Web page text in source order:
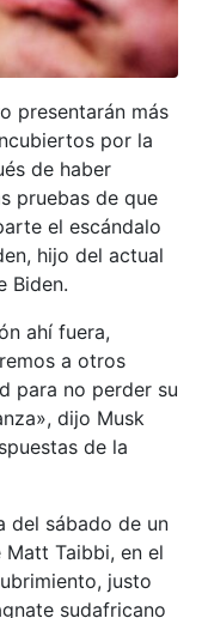
presentarán más
por la
de haber
pruebas de que
el escándalo
hijo del actual
Biden.
ahí fuera,
a otros
para no perder su
dijo Musk
de la
del sábado de un
Taibbi, en el
justo
sudafricano